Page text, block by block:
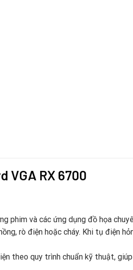
VGA RX 6700
phim và các ứng dụng đồ họa
rò điện hoặc cháy. Khi tụ điện
theo quy trình chuẩn kỹ thuật,